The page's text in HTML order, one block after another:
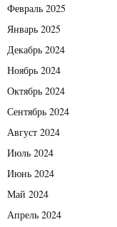
Февраль 2025
Январь 2025
Декабрь 2024
Ноябрь 2024
Октябрь 2024
Сентябрь 2024
Август 2024
Июль 2024
Июнь 2024
Май 2024
Апрель 2024